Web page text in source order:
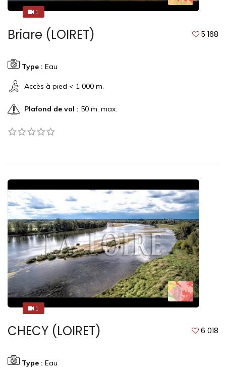
11
Briare (LOIRET) 5 168
Type : Eau
Accès à pied < 1 000 m.
Plafond de vol : 50 m. max.
11
CHECY (LOIRET) 6 018
Type : Eau